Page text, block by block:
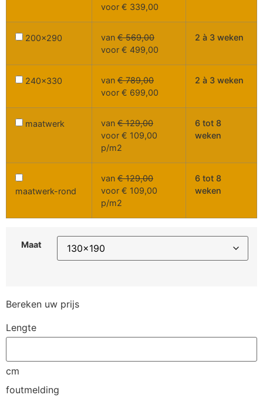
voor € 339,00
200x290 van €569,00
voor € 499,00
2 à 3 weken
240x330 van €789,00
voor € 699,00
2 à 3 weken
maatwerk van €129,00
voor € 109,00
p/m2
6 tot 8
weken
maatwerk-rond
van €129,00
voor € 109,00
p/m2
6 tot 8
weken
Maat
Bereken uw prijs
Lengte
cm
foutmelding